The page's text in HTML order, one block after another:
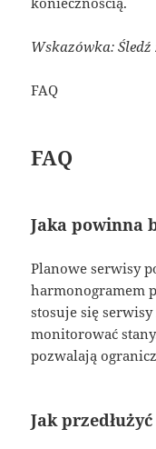
Wskazówka:
FAQ
FAQ
Jaka powinna
Planowe serwisy
harmonogramem
stosuje się
monitorować
pozwalają
Jak